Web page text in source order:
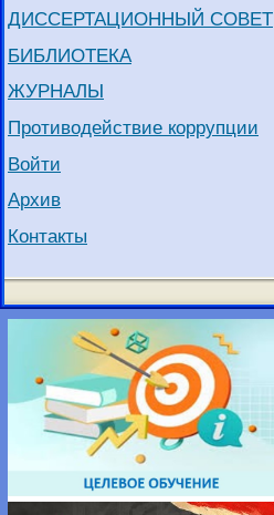
ДИССЕРТАЦИОННЫЙ СОВЕТ
БИБЛИОТЕКА
ЖУРНАЛЫ
Противодействие коррупции
Войти
Архив
Контакты